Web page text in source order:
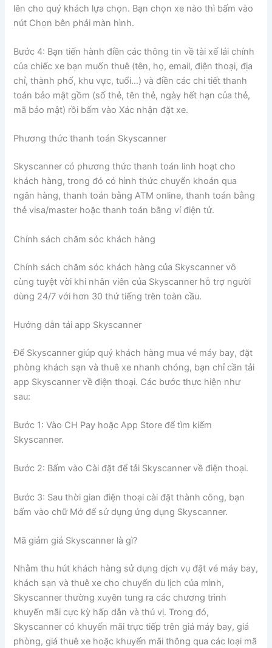
lên cho quý khách lựa chọn. Bạn chọn xe nào thì bấm vào
nút Chọn bên phải màn hình.
Bước 4: Bạn tiến hành điền các thông tin về tài xế lái chính
của chiếc xe bạn muốn thuê (tên, họ, email, điện thoại, địa
chỉ, thành phố, khu vực, tuổi…) và điền các chi tiết thanh
toán bảo mật gồm (số thẻ, tên thẻ, ngày hết hạn của thẻ,
mã bảo mật) rồi bấm vào Xác nhận đặt xe.
Phương thức thanh toán Skyscanner
Skyscanner có phương thức thanh toán linh hoạt cho
khách hàng, trong đó có hình thức chuyển khoản qua
ngân hàng, thanh toán bằng ATM online, thanh toán bằng
thẻ visa/master hoặc thanh toán bằng ví điện tử.
Chính sách chăm sóc khách hàng
Chính sách chăm sóc khách hàng của Skyscanner vô
cùng tuyệt vời khi nhân viên của Skyscanner hỗ trợ người
dùng 24/7 với hơn 30 thứ tiếng trên toàn cầu.
Hướng dẫn tải app Skyscanner
Để Skyscanner giúp quý khách hàng mua vé máy bay, đặt
phòng khách sạn và thuê xe nhanh chóng, bạn chỉ cần tải
app Skyscanner về điện thoại. Các bước thực hiện như
sau:
Bước 1: Vào CH Pay hoặc App Store để tìm kiếm
Skyscanner.
Bước 2: Bấm vào Cài đặt để tải Skyscanner về điện thoại.
Bước 3: Sau thời gian điện thoại cài đặt thành công, bạn
bấm vào chữ Mở để sử dụng ứng dụng Skyscanner.
Mã giảm giá Skyscanner là gì?
Nhằm thu hút khách hàng sử dụng dịch vụ đặt vé máy bay,
khách sạn và thuê xe cho chuyến du lịch của mình,
Skyscanner thường xuyên tung ra các chương trình
khuyến mãi cực kỳ hấp dẫn và thú vị. Trong đó,
Skyscanner có khuyến mãi trực tiếp trên giá máy bay, giá
phòng, giá thuê xe hoặc khuyến mãi thông qua các loại mã